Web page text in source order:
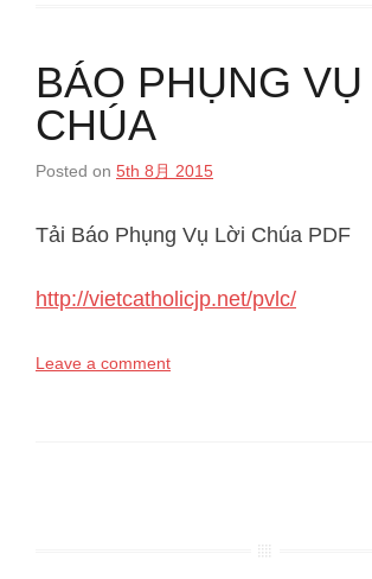
BÁO PHỤNG
CHÚA
Posted on 5th 8月 2015
Tải Báo Phụng Vụ Lời Chúa PDF
http://vietcatholicjp.net/pvlc/
Leave a comment